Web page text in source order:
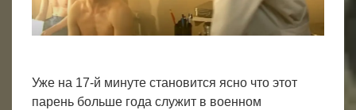
Уже на 17-й минуте становится ясно что этот
парень больше года служит в военном